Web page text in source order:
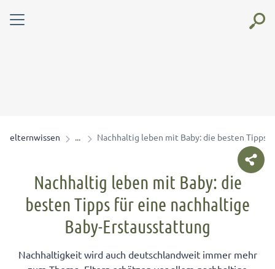
elternwissen Nachhaltig leben mit Baby: die besten Tipps
Nachhaltig leben mit Baby: die
besten Tipps für eine nachhaltige
Baby-Erstausstattung
Nachhaltigkeit wird auch deutschlandweit immer mehr